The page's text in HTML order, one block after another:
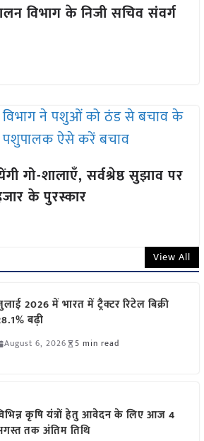
विभाग के निजी सचिव संवर्ग
गो-शालाएँ, सर्वश्रेष्ठ सुझाव पर
के पुरस्कार
View All
2026 में भारत में ट्रैक्टर रिटेल बिक्री
बढ़ी
August 6, 2026 5 min read
कृषि यंत्रों हेतु आवेदन के लिए आज 4
तक अंतिम तिथि